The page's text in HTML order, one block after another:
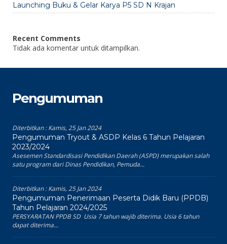
Launching Buku & Gelar Karya P5 SD N Krajan
Recent Comments
Tidak ada komentar untuk ditampilkan.
Pengumuman
Diterbitkan :Kamis, 25 Jan 2024
Pengumuman Tryout & ASDP Kelas 6 Tahun Pelajaran
2023/2024
Asesemen Standardisasi Pendidikan Daerah (ASPD) merupakan salah
satu program dari Dinas Pendidikan, Pemuda...
Diterbitkan :Kamis, 25 Jan 2024
Pengumuman Penerimaan Peserta Didik Baru (PPDB)
Tahun Pelajaran 2024/2025
PERSYARATAN PPDB SD Usia 7 tahun wajib diterima. Usia 6 tahun
dapat diterima...